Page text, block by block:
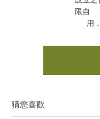
限自
用，
猜您喜歡